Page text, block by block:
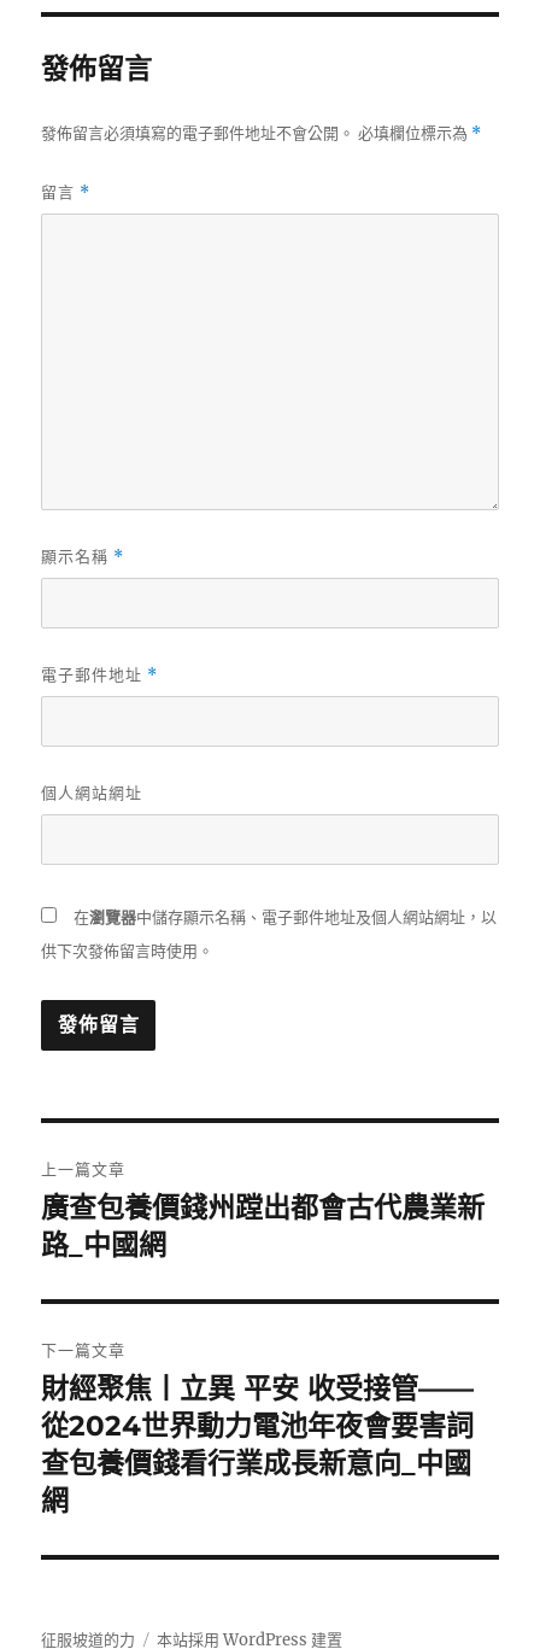
發佈留言
發佈留言必須填寫的電子郵件地址不會公開。 必填欄位標示為 *
留言 *
顯示名稱 *
電子郵件地址 *
個人網站網址
在瀏覽器中儲存顯示名稱、電子郵件地址及個人網站網址，以
供下次發佈留言時使用。
章
導
覽
上一篇文章
上
一
文
章:
廣查包養價錢州蹚出都會古代農業新
路_中國網
下一篇文章
下
一
篇
文
章:
財經聚焦丨立異 平安 收受接管——
從2024世界動力電池年夜會要害詞
查包養價錢看行業成長新意向_中國
網
征服坡道的力 本站採用 WordPress 建置